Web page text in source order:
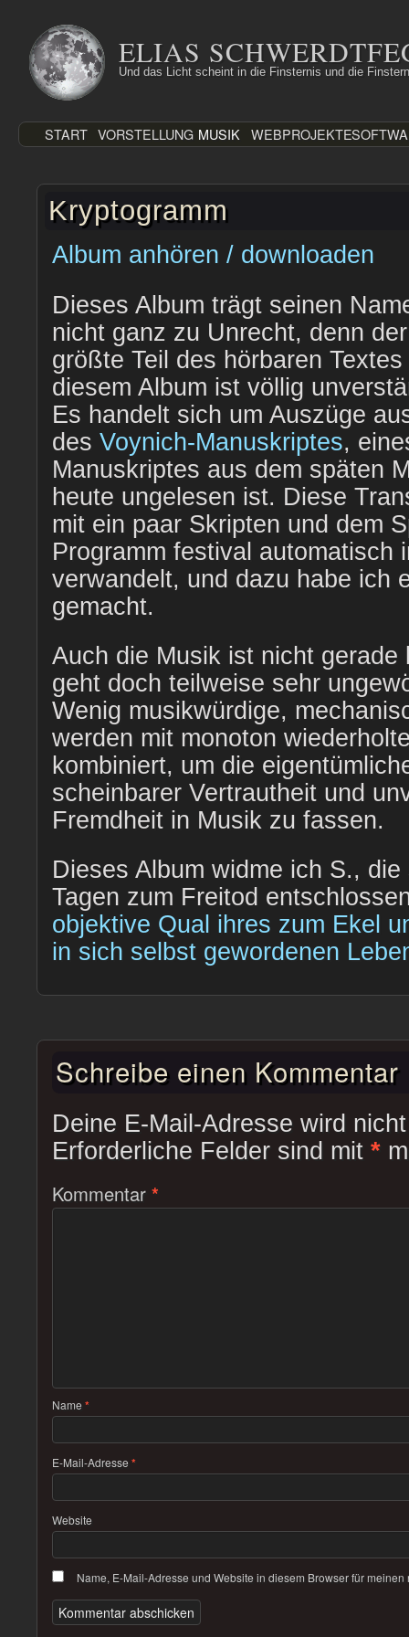
Inhalt
springen
ELIAS
Und das Licht scheint in die Finsternis und die
START VORSTELLUNG MUSIK WEBPROJEKTE
Kryptogramm
Album anhören / downloaden
Dieses Album trägt seinen
nicht ganz zu Unrecht, denn der
größte Teil des hörbaren Textes
diesem Album ist völlig
Es handelt sich um Auszüge
des Voynich-Manuskriptes,
Manuskriptes aus dem späten
heute ungelesen ist. Diese
mit ein paar Skripten und dem
Programm festival automatisch
verwandelt, und dazu habe ich
gemacht.
Auch die Musik ist nicht gerade
geht doch teilweise sehr
Wenig musikwürdige,
werden mit monoton
kombiniert, um die
scheinbarer Vertrautheit und
Fremdheit in Musik zu fassen.
Dieses Album widme ich S.,
Tagen zum Freitod
objektive Qual ihres zum Ekel
in sich selbst gewordenen
Schreibe einen Kommentar
Deine E-Mail-Adresse wird
Erforderliche Felder sind mit *
Kommentar *
Name *
E-Mail-Adresse *
Website
Name, E-Mail-Adresse und Website in diesem Browser für